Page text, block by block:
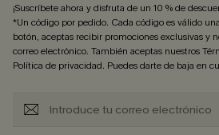
¡Suscríbete ahora y disfruta de un 10 % de
*Un código por pedido. Cada código es válido
botón, aceptas recibir promociones exclusivas y
correo electrónico. También aceptas nuestros
Política de privacidad. Puedes darte de baja en